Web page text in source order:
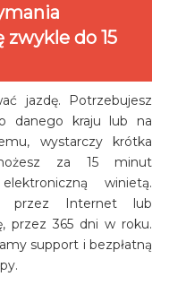
do 15
jazdę. Potrzebujesz
danego kraju lub na
wystarczy krótka
za 15 minut
winietą.
przez Internet lub
przez 365 dni w roku.
support i bezpłatną